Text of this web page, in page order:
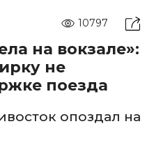
10797
на вокзале»:
не
поезда
опоздал на